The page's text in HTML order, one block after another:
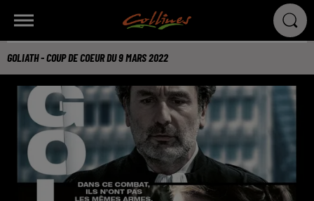
GOLIATH - COUP DE COEUR DU 9 MARS 2022